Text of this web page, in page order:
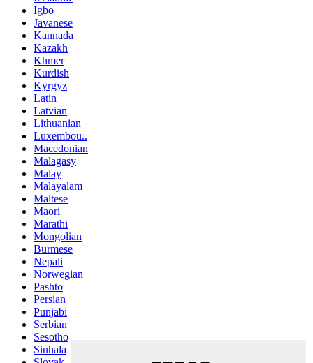
Igbo
Javanese
Kannada
Kazakh
Khmer
Kurdish
Kyrgyz
Latin
Latvian
Lithuanian
Luxembou..
Macedonian
Malagasy
Malay
Malayalam
Maltese
Maori
Marathi
Mongolian
Burmese
Nepali
Norwegian
Pashto
Persian
Punjabi
Serbian
Sesotho
Sinhala